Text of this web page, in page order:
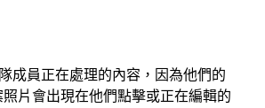
成員正在處理的內容，因為他們的
片會出現在他們點擊或正在編輯的